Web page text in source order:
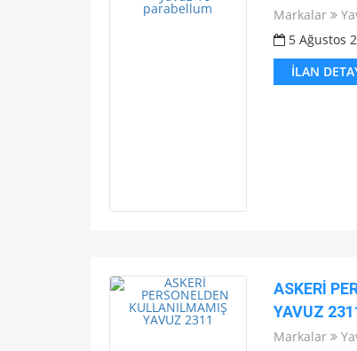
Markalar
5 Ağustos
İLAN
ASKERİ
YAVUZ
Markalar